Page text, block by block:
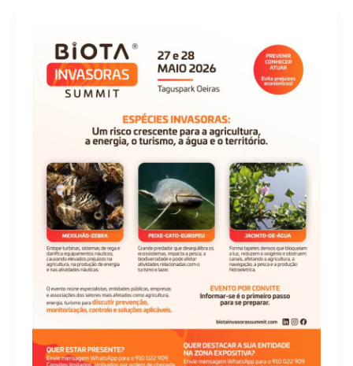
INVASORAS
SUMMIT